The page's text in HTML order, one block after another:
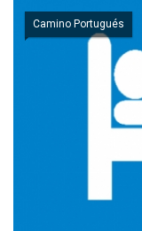
Camino Portugués